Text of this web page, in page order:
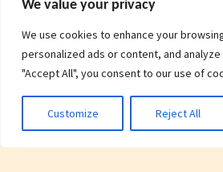
We value your privacy
We use cookies to enhance your
personalized ads or content, and
"Accept All", you consent to our use of
Customize Reject All